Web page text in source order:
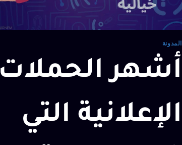
المدونة
أشهر الحملات
الإعلانية التي